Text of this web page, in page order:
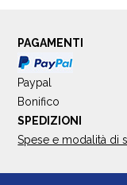
PAGAMENTI
Paypal
Bonifico
SPEDIZIONI
Spese e modalità di